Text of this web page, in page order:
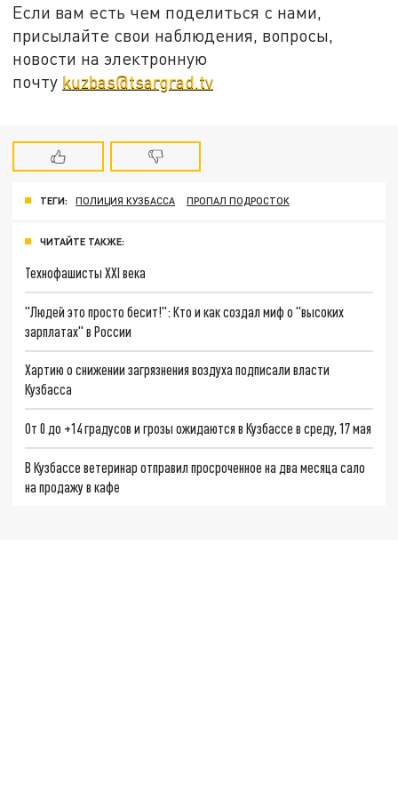
Если вам есть чем поделиться с нами,
присылайте свои наблюдения, вопросы,
новости на электронную
почту kuzbas@tsargrad.tv
ТЕГИ: ПОЛИЦИЯ КУЗБАССА ПРОПАЛ ПОДРОСТОК
ЧИТАЙТЕ ТАКЖЕ:
Технофашисты XXI века
"Людей это просто бесит!": Кто и как создал миф о "высоких
зарплатах" в России
Хартию о снижении загрязнения воздуха подписали власти
Кузбасса
От 0 до +14 градусов и грозы ожидаются в Кузбассе в среду, 17 мая
В Кузбассе ветеринар отправил просроченное на два месяца сало
на продажу в кафе